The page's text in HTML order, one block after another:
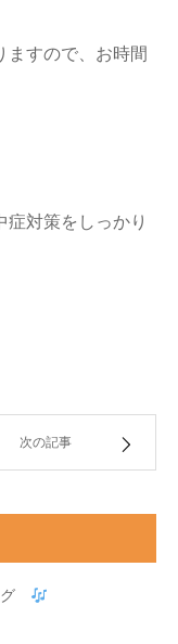
ますので、お時間
症対策をしっかり
次の記事
グ